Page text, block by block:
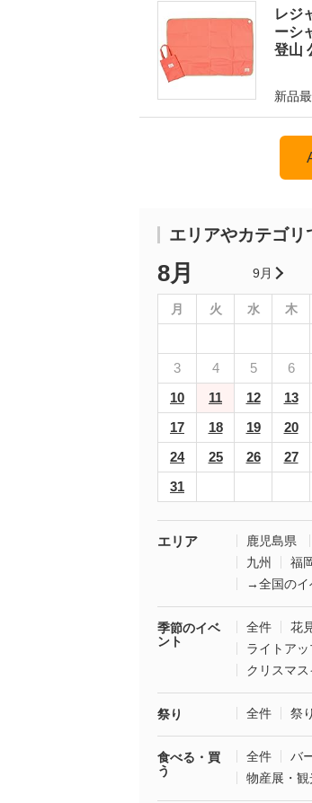
レジ
ーシ
登山
新品
エリアやカテゴリ
8月 9月
月 火 水 木
3
4 5 6
10
11 12 13
17
18 19 20
24
25 26 27
31
エリア 鹿児島県
九州
福
→全国のイ
季節のイベ
ント
全件 花
ライトアッ
クリスマス
祭り 全件 祭り
食べる・買
う
全件 バ
物産展・